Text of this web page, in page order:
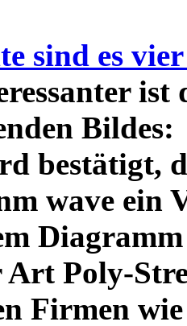
sind es
bestätigt,
wave ein
Art Poly-
Firmen